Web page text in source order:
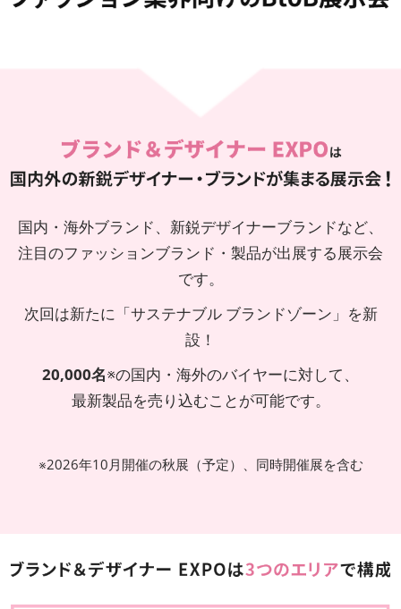
国内・海外ブランド、新鋭デザイナーブランドなど、
注目のファッションブランド・製品が出展する展示会
です。
次回は新たに「サステナブル ブランドゾーン」を新
設！
20,000名※の国内・海外のバイヤーに対して、
最新製品を売り込むことが可能です。
※2026年10月開催の秋展（予定）、同時開催展を含む